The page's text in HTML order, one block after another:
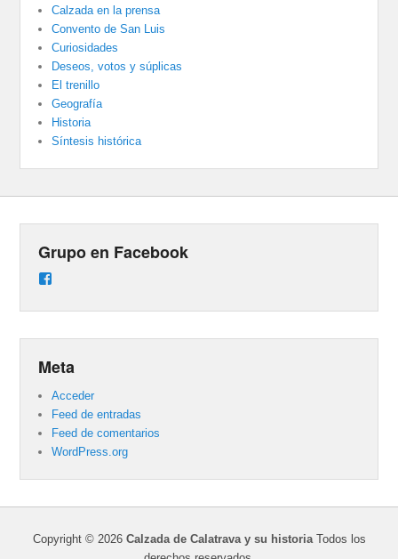
Calzada en la prensa
Convento de San Luis
Curiosidades
Deseos, votos y súplicas
El trenillo
Geografía
Historia
Síntesis histórica
Grupo en Facebook
en
Meta
Acceder
Feed de entradas
Feed de comentarios
WordPress.org
Copyright © 2026 Calzada de Calatrava y su historiaTodos los